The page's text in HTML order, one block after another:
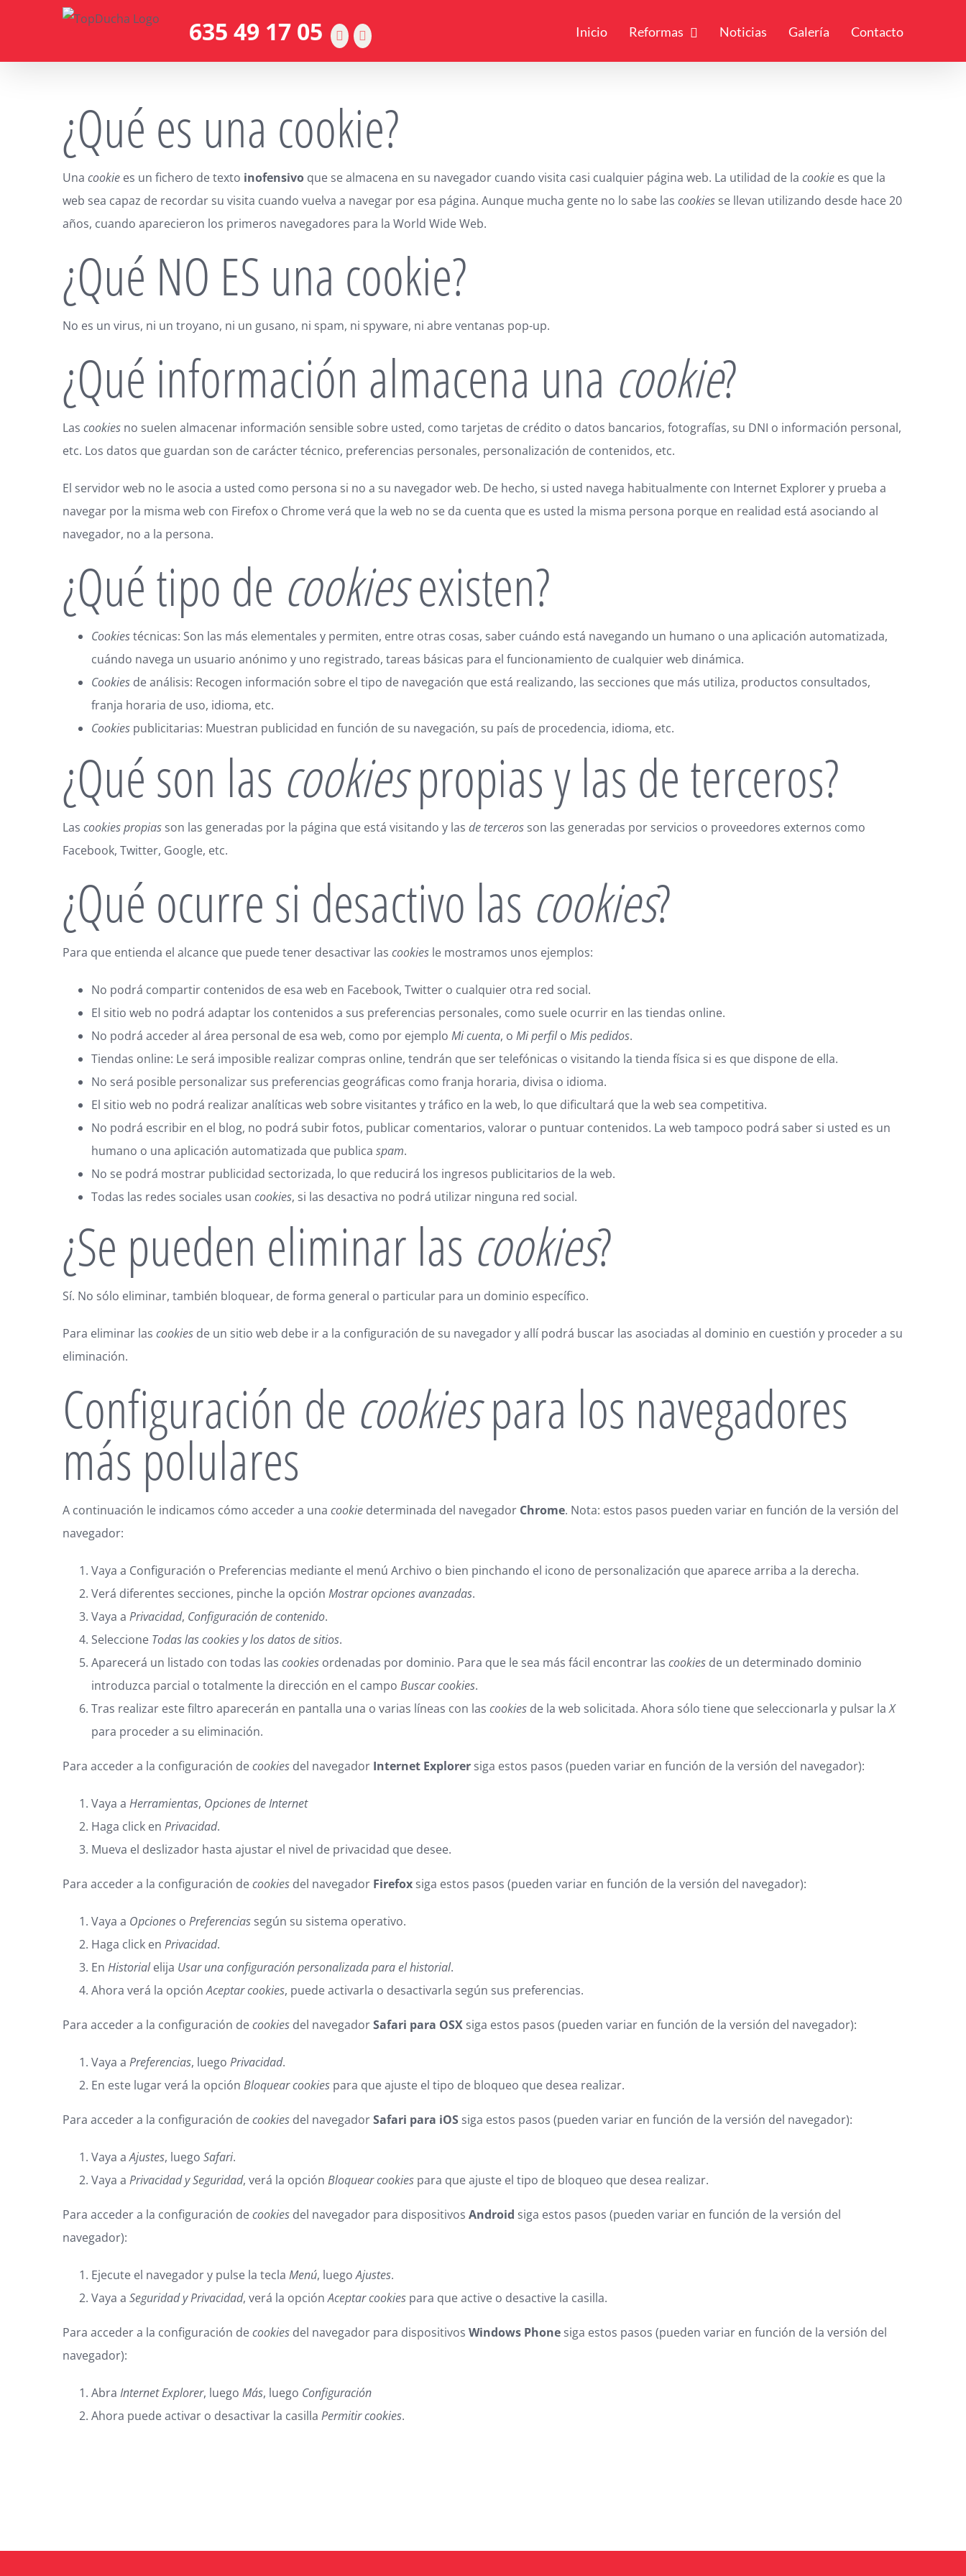
635 49 17 05 Inicio Reformas Noticias Galería Contacto
¿Qué es una cookie?
Una cookie es un fichero de texto inofensivo que se almacena en su navegador cuando visita casi cualquier página web. La utilidad de la cookie es que la
web sea capaz de recordar su visita cuando vuelva a navegar por esa página. Aunque mucha gente no lo sabe las cookies se llevan utilizando desde hace 20
años, cuando aparecieron los primeros navegadores para la World Wide Web.
¿Qué NO ES una cookie?
No es un virus, ni un troyano, ni un gusano, ni spam, ni spyware, ni abre ventanas pop-up.
¿Qué información almacena una cookie?
Las cookies no suelen almacenar información sensible sobre usted, como tarjetas de crédito o datos bancarios, fotografías, su DNI o información personal,
etc. Los datos que guardan son de carácter técnico, preferencias personales, personalización de contenidos, etc.
El servidor web no le asocia a usted como persona si no a su navegador web. De hecho, si usted navega habitualmente con Internet Explorer y prueba a
navegar por la misma web con Firefox o Chrome verá que la web no se da cuenta que es usted la misma persona porque en realidad está asociando al
navegador, no a la persona.
¿Qué tipo de cookiesexisten?
Cookiestécnicas: Son las más elementales y permiten, entre otras cosas, saber cuándo está navegando un humano o una aplicación automatizada,
cuándo navega un usuario anónimo y uno registrado, tareas básicas para el funcionamiento de cualquier web dinámica.
Cookies de análisis: Recogen información sobre el tipo de navegación que está realizando, las secciones que más utiliza, productos consultados,
franja horaria de uso, idioma, etc.
Cookies publicitarias: Muestran publicidad en función de su navegación, su país de procedencia, idioma, etc.
¿Qué son las cookiespropias y las de terceros?
Las cookies propias son las generadas por la página que está visitando y las de terceros son las generadas por servicios o proveedores externos como
Facebook, Twitter, Google, etc.
¿Qué ocurre si desactivo las cookies?
Para que entienda el alcance que puede tener desactivar las cookies le mostramos unos ejemplos:
No podrá compartir contenidos de esa web en Facebook, Twitter o cualquier otra red social.
El sitio web no podrá adaptar los contenidos a sus preferencias personales, como suele ocurrir en las tiendas online.
No podrá acceder al área personal de esa web, como por ejemplo Mi cuenta, o Mi perfilo Mis pedidos.
Tiendas online: Le será imposible realizar compras online, tendrán que ser telefónicas o visitando la tienda física si es que dispone de ella.
No será posible personalizar sus preferencias geográficas como franja horaria, divisa o idioma.
El sitio web no podrá realizar analíticas web sobre visitantes y tráfico en la web, lo que dificultará que la web sea competitiva.
No podrá escribir en el blog, no podrá subir fotos, publicar comentarios, valorar o puntuar contenidos. La web tampoco podrá saber si usted es un
humano o una aplicación automatizada que publica spam.
No se podrá mostrar publicidad sectorizada, lo que reducirá los ingresos publicitarios de la web.
Todas las redes sociales usan cookies, si las desactiva no podrá utilizar ninguna red social.
¿Se pueden eliminar las cookies?
Sí. No sólo eliminar, también bloquear, de forma general o particular para un dominio específico.
Para eliminar las cookies de un sitio web debe ir a la configuración de su navegador y allí podrá buscar las asociadas al dominio en cuestión y proceder a su
eliminación.
Configuración de cookiespara los navegadores
más polulares
A continuación le indicamos cómo acceder a una cookie determinada del navegador Chrome. Nota: estos pasos pueden variar en función de la versión del
navegador:
Vaya a Configuración o Preferencias mediante el menú Archivo o bien pinchando el icono de personalización que aparece arriba a la derecha.
Verá diferentes secciones, pinche la opción Mostrar opciones avanzadas.
Vaya a Privacidad, Configuración de contenido.
Seleccione Todas lascookiesy los datos de sitios.
Aparecerá un listado con todas las cookies ordenadas por dominio. Para que le sea más fácil encontrar las cookies de un determinado dominio
introduzca parcial o totalmente la dirección en el campo Buscar cookies.
Tras realizar este filtro aparecerán en pantalla una o varias líneas con las cookies de la web solicitada. Ahora sólo tiene que seleccionarla y pulsar laX
para proceder a su eliminación.
Para acceder a la configuración decookies del navegador Internet Explorer siga estos pasos (pueden variar en función de la versión del navegador):
Vaya a Herramientas, Opciones de Internet
Haga click en Privacidad.
Mueva el deslizador hasta ajustar el nivel de privacidad que desee.
Para acceder a la configuración decookies del navegador Firefox siga estos pasos (pueden variar en función de la versión del navegador):
Vaya a Opciones o Preferencias según su sistema operativo.
Haga click en Privacidad.
En Historialelija Usar una configuración personalizada para el historial.
Ahora verá la opciónAceptar cookies, puede activarla o desactivarla según sus preferencias.
Para acceder a la configuración decookies del navegadorSafari para OSX siga estos pasos (pueden variar en función de la versión del navegador):
Vaya a Preferencias, luego Privacidad.
En este lugar verá la opción Bloquear cookies para que ajuste el tipo de bloqueo que desea realizar.
Para acceder a la configuración decookies del navegadorSafari para iOS siga estos pasos (pueden variar en función de la versión del navegador):
Vaya aAjustes, luego Safari.
Vaya a Privacidad y Seguridad, verá la opción Bloquear cookies para que ajuste el tipo de bloqueo que desea realizar.
Para acceder a la configuración decookies del navegador para dispositivos Android siga estos pasos (pueden variar en función de la versión del
navegador):
Ejecute el navegador y pulse la tecla Menú, luegoAjustes.
Vaya a Seguridad y Privacidad, verá la opciónAceptar cookies para que active o desactive la casilla.
Para acceder a la configuración decookies del navegador para dispositivos Windows Phone siga estos pasos (pueden variar en función de la versión del
navegador):
Abra Internet Explorer, luego Más, luego Configuración
Ahora puede activar o desactivar la casilla Permitir cookies.